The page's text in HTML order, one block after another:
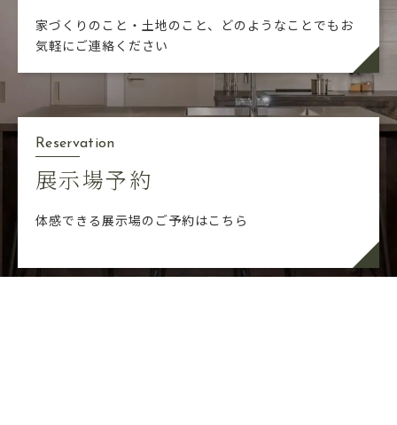
家づくりのこと・土地のこと、どのようなことでも お
気軽にご連絡ください
Reservation
展示場予約
体感できる展示場のご予約はこちら